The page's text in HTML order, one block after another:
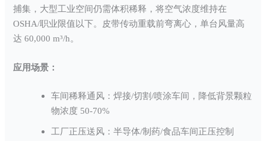
捕集，大型工业空间仍需体积稀释，将空气浓度维持在
OSHA/职业限值以下。皮带传动重载前弯离心，单台风量高
达 60,000 m³/h。
应用场景：
车间稀释通风：焊接/切割/喷涂车间，降低背景颗粒
物浓度 50-70%
工厂正压送风：半导体/制药/食品车间正压控制